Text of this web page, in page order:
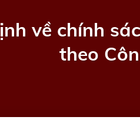
về chính
theo